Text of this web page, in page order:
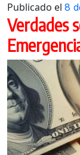
Publicado el 8
Verdades